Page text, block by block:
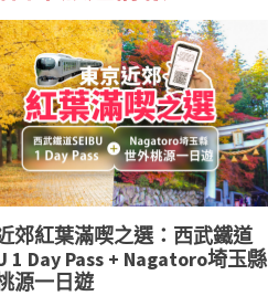
郊紅葉滿喫之選：西武鐵道
1 Day Pass + Nagatoro埼玉縣
源一日遊